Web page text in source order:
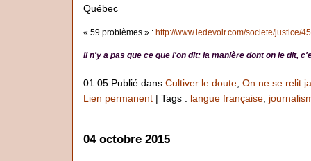
Québec
« 59 problèmes » : http://www.ledevoir.com/societe/justice/
Il n'y a pas que ce que l'on dit; la manière dont on le dit,
01:05 Publié dans Cultiver le doute, On ne se relit
Lien permanent| Tags : langue française,
04 octobre 2015